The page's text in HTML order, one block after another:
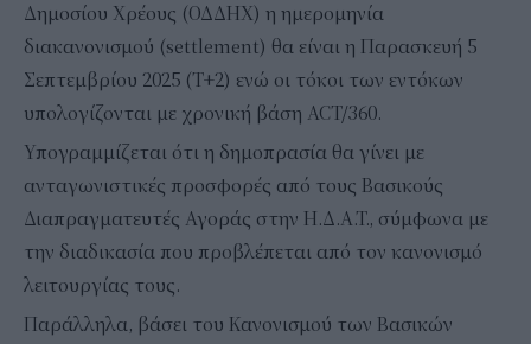
Δημοσίου Χρέους (ΟΔΔΗΧ) η ημερομηνία
διακανονισμού (settlement) θα εί­ναι η Παρασκευή 5
Σεπτεμβρίου 2025 (Τ+2) ενώ οι τόκοι των εντόκων
υπολογίζονται με χρονική βάση ACT/360.
Υπογραμμίζεται ότι η δημοπρασία θα γίνει με
ανταγωνιστικές προσφορές από τους Βασικούς
Διαπραγματευτές Αγοράς στην Η.Δ.Α.Τ., σύμφωνα με
την διαδικασία που προβλέπεται από τον κανονισμό
λειτουργίας τους.
Παράλληλα, βάσει του Κανονισμού των Βασικών